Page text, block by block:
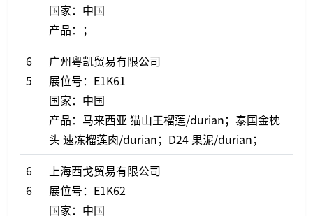
国家：中国
产品：；
6
5
广州粤凯贸易有限公司
展位号：E1K61
国家：中国
产品：马来西亚 猫山王榴莲/durian；泰国金枕
头 速冻榴莲肉/durian；D24 果泥/durian；
6
6
上海西戈贸易有限公司
展位号：E1K62
国家：中国